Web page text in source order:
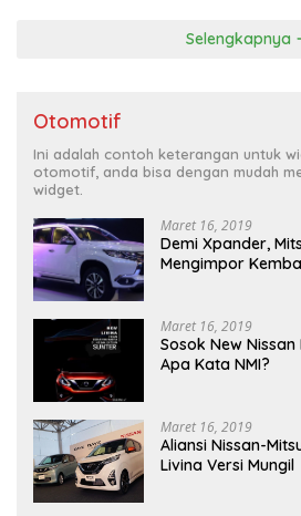
Selengkapnya
Otomotif
Ini adalah contoh keterangan untuk
otomotif, anda bisa dengan mudah
widget.
Maret 16, 2019
Demi Xpander,
Mengimpor
Maret 16, 2019
Sosok New
Apa Kata NMI?
Maret 16, 2019
Aliansi Nissan-
Livina Versi Mungil